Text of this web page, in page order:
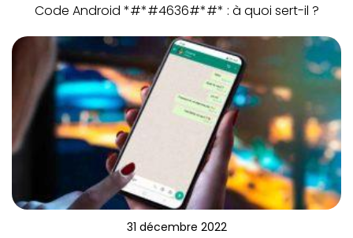
Code Android *#*#4636#*#* : à quoi sert-il ?
31 décembre 2022